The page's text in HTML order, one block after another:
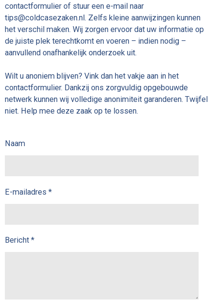
contactformulier of stuur een e-mail naar
tips@coldcasezaken.nl. Zelfs kleine aanwijzingen kunnen
het verschil maken. Wij zorgen ervoor dat uw informatie op
de juiste plek terechtkomt en voeren – indien nodig –
aanvullend onafhankelijk onderzoek uit.
Wilt u anoniem blijven? Vink dan het vakje aan in het
contactformulier. Dankzij ons zorgvuldig opgebouwde
netwerk kunnen wij volledige anonimiteit garanderen. Twijfel
niet. Help mee deze zaak op te lossen.
Naam
E-mailadres *
Bericht *